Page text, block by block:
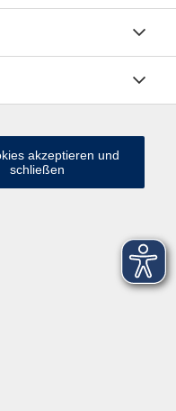
akzeptieren und
schließen